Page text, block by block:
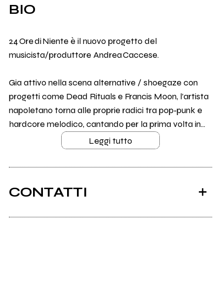
BIO
24 Ore di Niente è il nuovo progetto del
musicista/produttore Andrea Caccese.
Gia attivo nella scena alternative / shoegaze con
progetti come Dead Rituals e Francis Moon, l’artista
napoletano torna alle proprie radici tra pop‑punk e
hardcore melodico, cantando per la prima volta in...
Leggi tutto
CONTATTI